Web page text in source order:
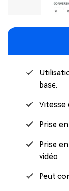
base.
Vitesse
Prise
Prise
vidéo.
Peut